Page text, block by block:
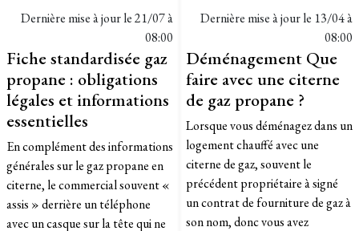
Dernière mise à jour le21/07 à
08:00
Fiche standardisée gaz
propane : obligations
légales et informations
essentielles
En complément des informations
générales sur le gaz propane en
citerne, le commercial souvent «
assis » derrière un téléphone
avec un casque sur la tête qui ne
Dernière mise à jour le 13/04 à
08:00
Déménagement Que
faire avec une citerne
de gaz propane ?
Lorsque vous déménagez dans un
logement chauffé avec une
citerne de gaz, souvent le
précédent propriétaire à signé
un contrat de fourniture de gaz à
son nom, donc vous avez